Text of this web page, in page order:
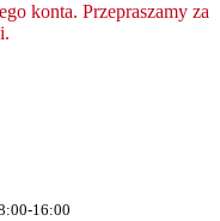
konta. Przepraszamy za
16:00